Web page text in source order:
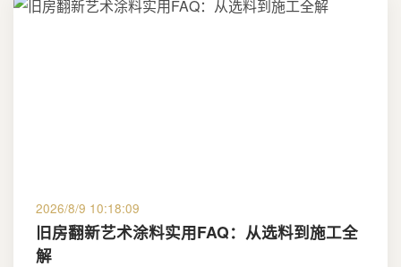
2026/8/9 10:18:09
旧房翻新艺术涂料实用FAQ：从选料到施工全
解